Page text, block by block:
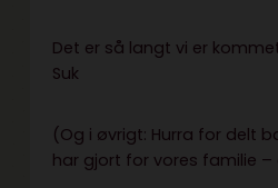
Det er så langt vi er
Suk
(Og i øvrigt: Hurra for delt
har gjort for vores familie